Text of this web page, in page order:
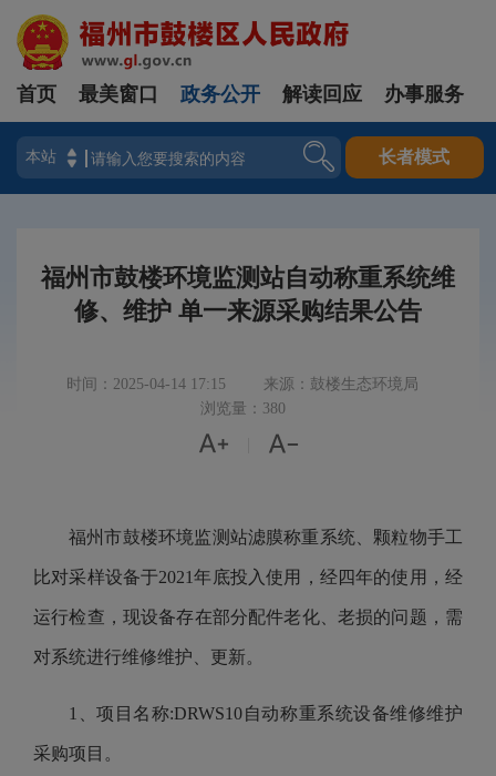
登录
首页 最美窗口 政务公开 解读回应 办事服务
长者模式
福州市鼓楼环境监测站自动称重系统维
修、维护 单一来源采购结果公告
时间：2025-04-14 17:15
来源：鼓楼生态环境局
浏览量：380
 
福州市鼓楼环境监测站滤膜称重系统、颗粒物手工
比对采样设备于2021年底投入使用，经四年的使用，经
运行检查，现设备存在部分配件老化、老损的问题，需
对系统进行维修维护、更新。
1、项目名称:DRWS10自动称重系统设备维修维护
采购项目。